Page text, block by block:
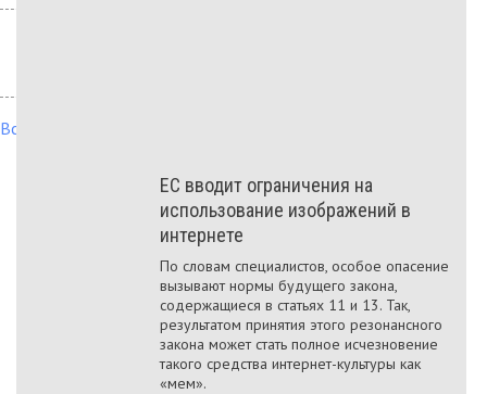
Все новости →
ЕС вводит ограничения на
использование изображений в
интернете
По словам специалистов, особое опасение
вызывают нормы будущего закона,
содержащиеся в статьях 11 и 13. Так,
результатом принятия этого резонансного
закона может стать полное исчезновение
такого средства интернет-культуры как
«мем».